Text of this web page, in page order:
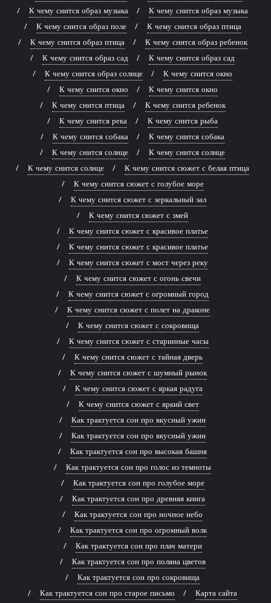
К чему снится образ музыка
К чему снится образ музыка
К чему снится образ поле
К чему снится образ птица
К чему снится образ птица
К чему снится образ ребенок
К чему снится образ сад
К чему снится образ сад
К чему снится образ солнце
К чему снится окно
К чему снится окно
К чему снится окно
К чему снится птица
К чему снится ребенок
К чему снится река
К чему снится рыба
К чему снится собака
К чему снится собака
К чему снится солнце
К чему снится солнце
К чему снится солнце
К чему снится сюжет с белая птица
К чему снится сюжет с голубое море
К чему снится сюжет с зеркальный зал
К чему снится сюжет с змей
К чему снится сюжет с красивое платье
К чему снится сюжет с красивое платье
К чему снится сюжет с мост через реку
К чему снится сюжет с огонь свечи
К чему снится сюжет с огромный город
К чему снится сюжет с полет на драконе
К чему снится сюжет с сокровища
К чему снится сюжет с старинные часы
К чему снится сюжет с тайная дверь
К чему снится сюжет с шумный рынок
К чему снится сюжет с яркая радуга
К чему снится сюжет с яркий свет
Как трактуется сон про вкусный ужин
Как трактуется сон про вкусный ужин
Как трактуется сон про высокая башня
Как трактуется сон про голос из темноты
Как трактуется сон про голубое море
Как трактуется сон про древняя книга
Как трактуется сон про ночное небо
Как трактуется сон про огромный волк
Как трактуется сон про плач матери
Как трактуется сон про поляна цветов
Как трактуется сон про сокровища
Как трактуется сон про старое письмо
Карта сайта